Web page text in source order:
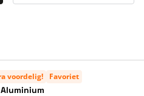
voordelig! Favoriet